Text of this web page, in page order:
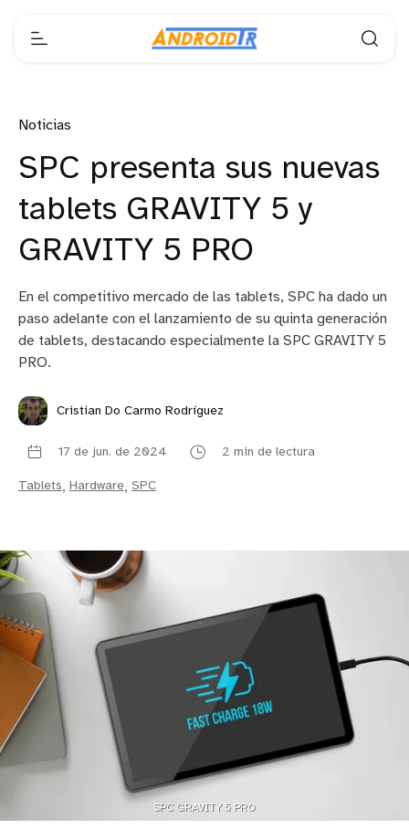
Noticias
SPC presenta sus nuevas
tablets GRAVITY 5 y
GRAVITY 5 PRO
En el competitivo mercado de las tablets, SPC ha dado un
paso adelante con el lanzamiento de su quinta generación
de tablets, destacando especialmente la SPC GRAVITY 5
PRO.
Cristian Do Carmo Rodríguez
17 de jun. de 2024 2 min de lectura
Tablets, Hardware, SPC
SPC GRAVITY 5 PRO